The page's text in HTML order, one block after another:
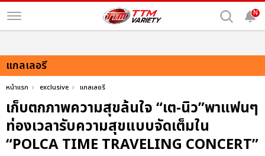
N
แกลเลอรี
หน้าแรก exclusive แกลเลอรี
เก็บตกภาพความสุขล้นใจ “เต-นิว”พาแฟนๆ
ท่องเวลารับความสุขแบบจัดเต็มใน
“POLCA TIME TRAVELING CONCERT”